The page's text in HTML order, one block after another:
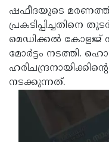
ഷഫീദയുടെ
പ്രകടിപ്പിച്ചതിനെ
മെഡിക്കല്‍ കോളജ്
മോര്‍ട്ടം നടത്തി.
നടക്കുന്നത്.